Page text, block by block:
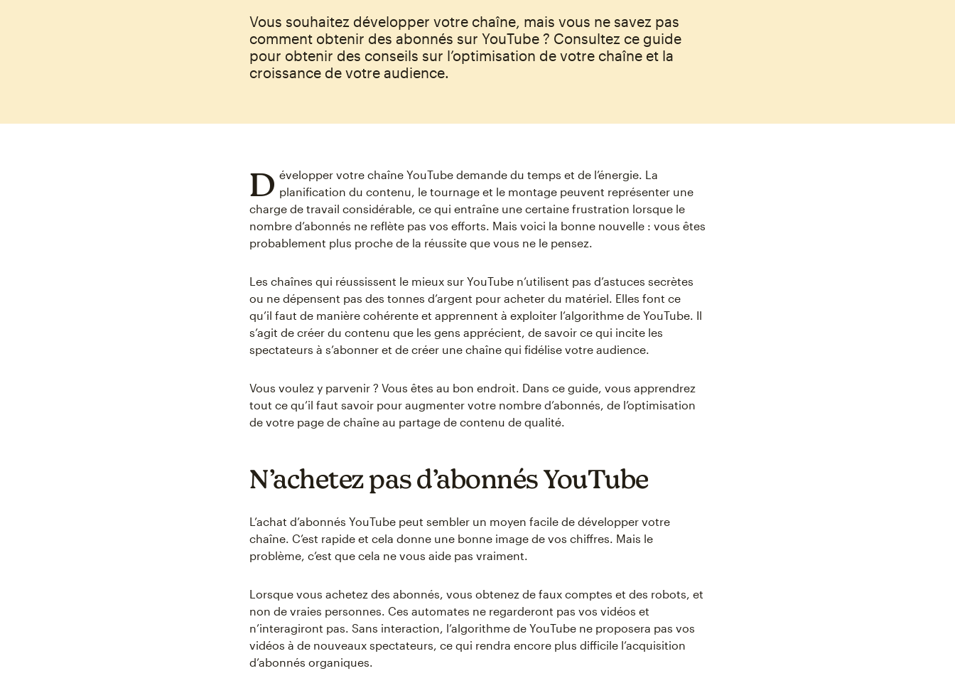
Vous souhaitez développer votre chaîne, mais vous ne savez pas
comment obtenir des abonnés sur YouTube ? Consultez ce guide
pour obtenir des conseils sur l’optimisation de votre chaîne et la
croissance de votre audience.
D évelopper votre chaîne YouTube demande du temps et de l’énergie. La
planification du contenu, le tournage et le montage peuvent représenter une
charge de travail considérable, ce qui entraîne une certaine frustration lorsque le
nombre d’abonnés ne reflète pas vos efforts. Mais voici la bonne nouvelle : vous êtes
probablement plus proche de la réussite que vous ne le pensez.
Les chaînes qui réussissent le mieux sur YouTube n’utilisent pas d’astuces secrètes
ou ne dépensent pas des tonnes d’argent pour acheter du matériel. Elles font ce
qu’il faut de manière cohérente et apprennent à exploiter l’algorithme de YouTube. Il
s’agit de créer du contenu que les gens apprécient, de savoir ce qui incite les
spectateurs à s’abonner et de créer une chaîne qui fidélise votre audience.
Vous voulez y parvenir ? Vous êtes au bon endroit. Dans ce guide, vous apprendrez
tout ce qu’il faut savoir pour augmenter votre nombre d’abonnés, de l’optimisation
de votre page de chaîne au partage de contenu de qualité.
N’achetez pas d’abonnés YouTube
L’achat d’abonnés YouTube peut sembler un moyen facile de développer votre
chaîne. C’est rapide et cela donne une bonne image de vos chiffres. Mais le
problème, c’est que cela ne vous aide pas vraiment.
Lorsque vous achetez des abonnés, vous obtenez de faux comptes et des robots, et
non de vraies personnes. Ces automates ne regarderont pas vos vidéos et
n’interagiront pas. Sans interaction, l’algorithme de YouTube ne proposera pas vos
vidéos à de nouveaux spectateurs, ce qui rendra encore plus difficile l’acquisition
d’abonnés organiques.